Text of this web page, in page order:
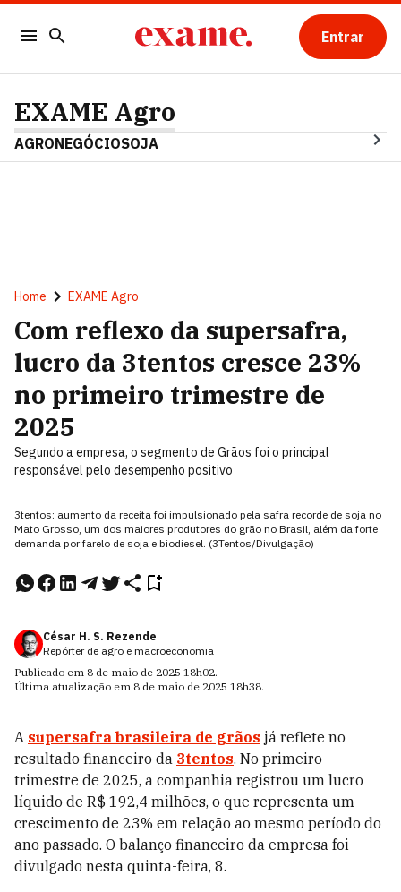
Entrar
EXAME Agro
AGRONEGÓCIOSOJA
Home EXAME Agro
Com reflexo da supersafra,
lucro da 3tentos cresce 23%
no primeiro trimestre de
2025
Segundo a empresa, o segmento de Grãos foi o principal
responsável pelo desempenho positivo
3tentos: aumento da receita foi impulsionado pela safra recorde de soja no
Mato Grosso, um dos maiores produtores do grão no Brasil, além da forte
demanda por farelo de soja e biodiesel. (3Tentos/Divulgação)
César H. S. Rezende
Repórter de agro e macroeconomia
Publicado em 8 de maio de 2025 18h02.
Última atualização em 8 de maio de 2025 18h38.
A supersafra brasileira de grãos já reflete no
resultado financeiro da 3tentos. No primeiro
trimestre de 2025, a companhia registrou um lucro
líquido de R$ 192,4 milhões, o que representa um
crescimento de 23% em relação ao mesmo período do
ano passado. O balanço financeiro da empresa foi
divulgado nesta quinta-feira, 8.